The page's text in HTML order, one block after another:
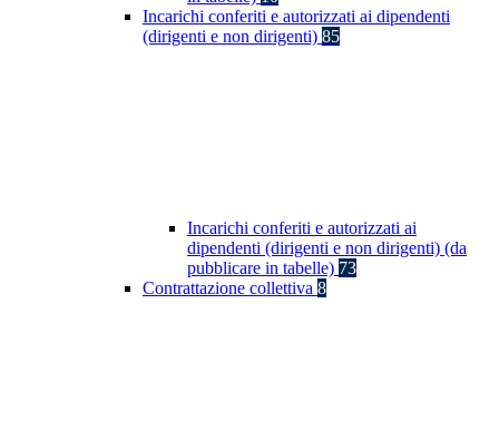
Incarichi conferiti e autorizzati ai dipendenti
(dirigenti e non dirigenti) 85
Incarichi conferiti e autorizzati ai
dipendenti (dirigenti e non dirigenti) (da
pubblicare in tabelle) 73
Contrattazione collettiva 8